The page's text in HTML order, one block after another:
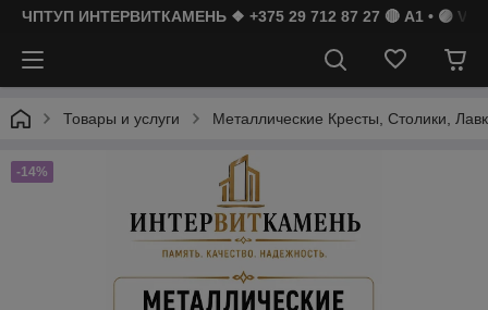
ЧПТУП ИНТЕРВИТКАМЕНЬ ❖ +375 29 712 87 27 🔴 A1 • 🟣
Товары и услуги Металлические Кресты, Столики,
-14%